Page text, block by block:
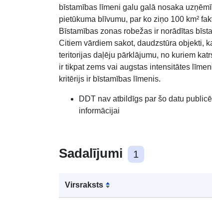
bīstamības līmeni galu galā nosaka
pietūkuma blīvumu, par ko ziņo 100 km²
Bīstamības zonas robežas ir norādītas
Citiem vārdiem sakot, daudzstūra objekti,
teritorijas daļēju pārklājumu, no kuriem
ir tikpat zems vai augstas intensitātes
kritērijs ir bīstamības līmenis.
DDT nav atbildīgs par šo datu
informācijai
Sadalījumi 1
Virsraksts